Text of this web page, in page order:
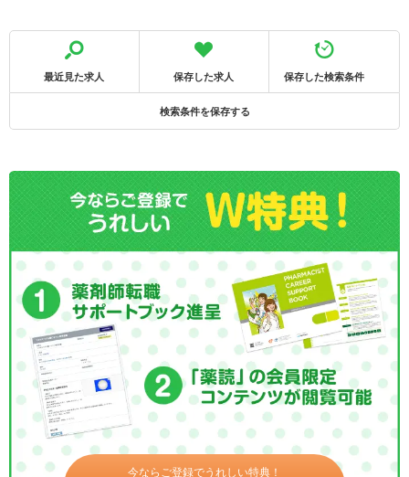
最近見た求人 保存した求人 保存した検索条件
検索条件を保存する
今ならご登録でうれしい特典！